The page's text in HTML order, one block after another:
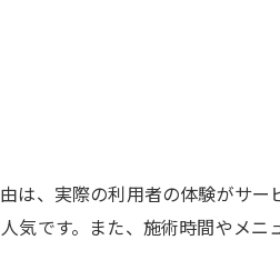
で忙しい女性をサポート
術メニューを紹介
容室の選び方ガイド
、実際の利用者の体験がサ
です。また、施術時間やメニ